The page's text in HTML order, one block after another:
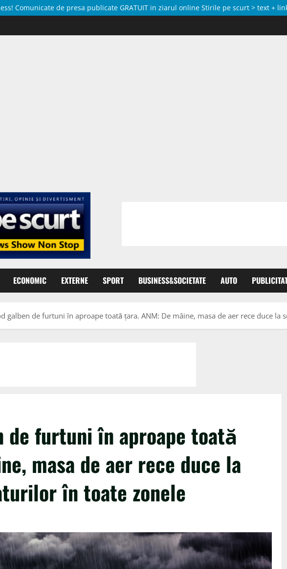
Comunicate de presa publicate GRATUIT in ziarul online Stirile pe scurt > text +
ECONOMIC EXTERNE SPORT BUSINESS&SOCIETATE AUTO
galben de furtuni în aproape toată țara. ANM: De mâine, masa de aer rece duce
de furtuni în aproape toată
masa de aer rece duce la
în toate zonele